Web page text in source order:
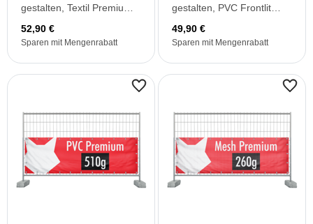
gestalten, Textil Premium
52,90 €
Sparen mit Mengenrabatt
gestalten, PVC Frontlit
49,90 €
Sparen mit Mengenrabatt